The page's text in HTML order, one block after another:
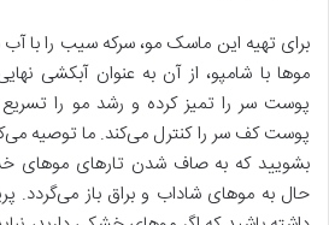
برای تهیه این ماسک مو، سرکه سیب را با
موها با شامپو، از آن به عنوان آبکشی
پوست کف سر را کنترل می‌کند. ما توصیه
بشویید که به صاف شدن تارهای
حال به موهای شاداب و براق باز